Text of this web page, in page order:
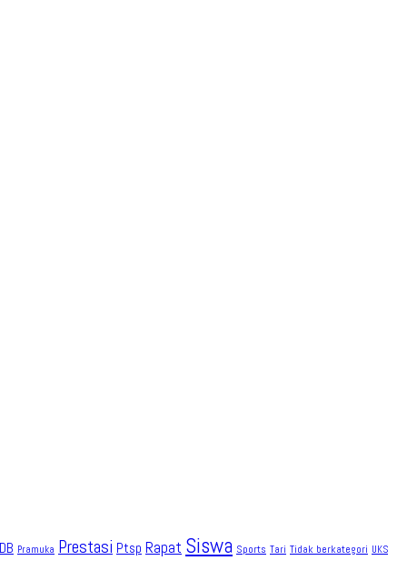
Pramuka Prestasi Ptsp Rapat Siswa Sports Tari Tidak berkategori UKS